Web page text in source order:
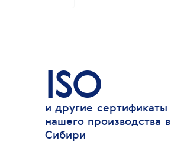
ISO
и другие сертификаты
нашего производства в
Сибири